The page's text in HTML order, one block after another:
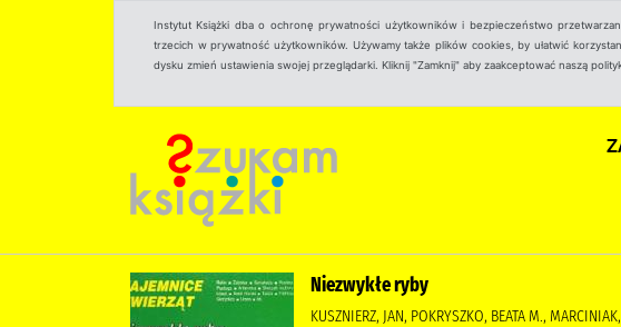
Instytut Książki dba o ochronę prywatności użytkowników i bezpieczeństwo
trzecich w prywatność użytkowników. Używamy także plików cookies, by ułatwić
dysku zmień ustawienia swojej przeglądarki. Kliknij "Zamknij" aby zaakceptować naszą
Niezwykłe ryby
KUSZNIERZ, JAN, POKRYSZKO, BEATA M.,